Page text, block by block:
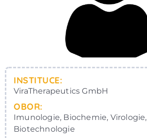
INSTITUCE:
ViraTherapeutics GmbH
OBOR:
Imunologie, Biochemie, Virologie,
Biotechnologie